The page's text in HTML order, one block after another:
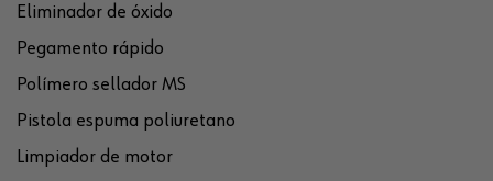
Eliminador de óxido
Pegamento rápido
Polímero sellador MS
Pistola espuma poliuretano
Limpiador de motor